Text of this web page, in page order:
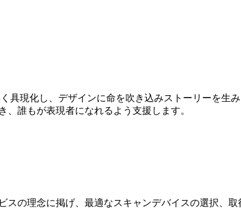
具現化し、デザインに命を吹き込みストーリーを生
誰もが表現者になれるよう支援します。
スの理念に掲げ、最適なスキャンデバイスの選択、